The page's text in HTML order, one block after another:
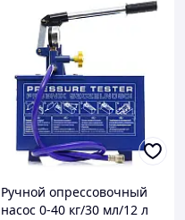
Ручной опрессовочный
насос 0-40 кг/30 мл/12 л